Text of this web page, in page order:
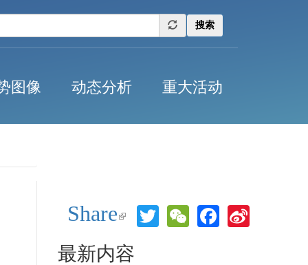
搜索
图像 动态分析 重大活动
Share
(link is
TwitterWeChatFacebook
Sina
最新内容